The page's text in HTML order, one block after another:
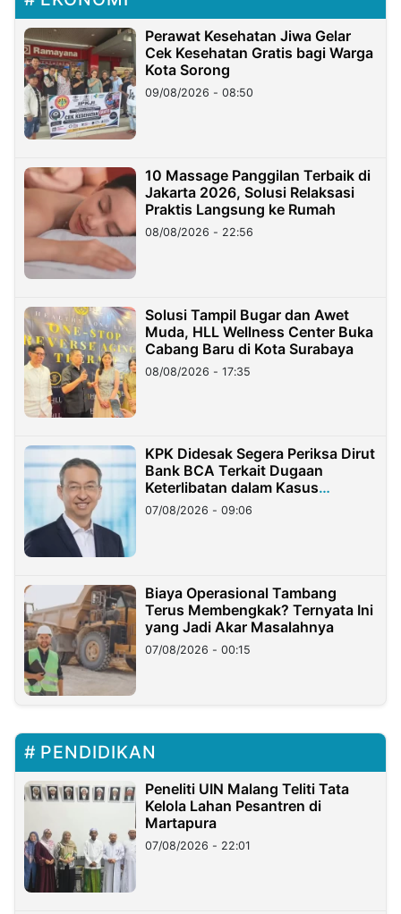
Perawat Kesehatan Jiwa Gelar
Cek Kesehatan Gratis bagi Warga
Kota Sorong
09/08/2026 - 08:50
10 Massage Panggilan Terbaik di
Jakarta 2026, Solusi Relaksasi
Praktis Langsung ke Rumah
08/08/2026 - 22:56
Solusi Tampil Bugar dan Awet
Muda, HLL Wellness Center Buka
Cabang Baru di Kota Surabaya
08/08/2026 - 17:35
KPK Didesak Segera Periksa Dirut
Bank BCA Terkait Dugaan
Keterlibatan dalam Kasus
Hilangnya Dana Nasabah Rp2,58
Miliar
07/08/2026 - 09:06
Biaya Operasional Tambang
Terus Membengkak? Ternyata Ini
yang Jadi Akar Masalahnya
07/08/2026 - 00:15
PENDIDIKAN
Peneliti UIN Malang Teliti Tata
Kelola Lahan Pesantren di
Martapura
07/08/2026 - 22:01